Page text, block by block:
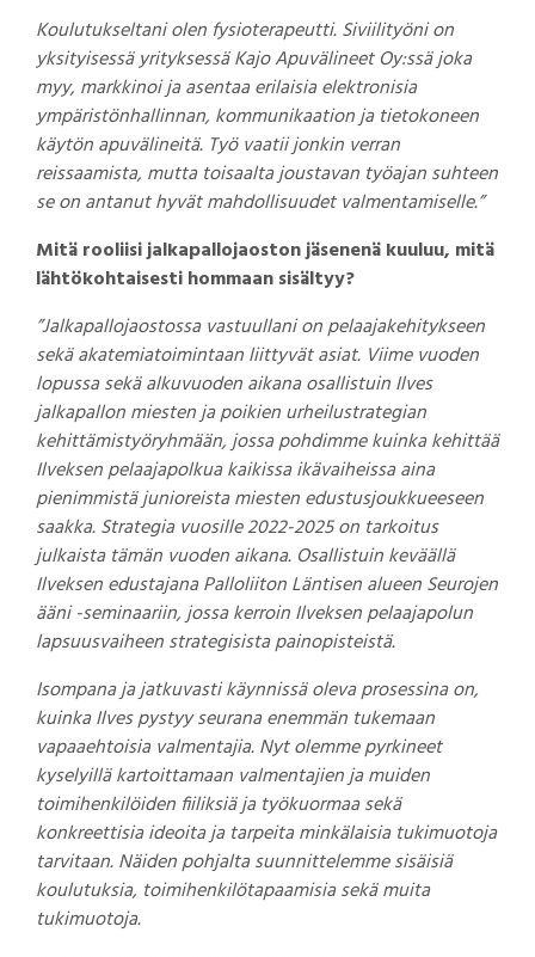
Koulutukseltani olen fysioterapeutti. Siviilityöni on
yksityisessä yrityksessä Kajo Apuvälineet Oy:ssä joka
myy, markkinoi ja asentaa erilaisia elektronisia
ympäristönhallinnan, kommunikaation ja tietokoneen
käytön apuvälineitä. Työ vaatii jonkin verran
reissaamista, mutta toisaalta joustavan työajan suhteen
se on antanut hyvät mahdollisuudet valmentamiselle.”
Mitä rooliisi jalkapallojaoston jäsenenä kuuluu, mitä
lähtökohtaisesti hommaan sisältyy?
”Jalkapallojaostossa vastuullani on pelaajakehitykseen
sekä akatemiatoimintaan liittyvät asiat. Viime vuoden
lopussa sekä alkuvuoden aikana osallistuin Ilves
jalkapallon miesten ja poikien urheilustrategian
kehittämistyöryhmään, jossa pohdimme kuinka kehittää
Ilveksen pelaajapolkua kaikissa ikävaiheissa aina
pienimmistä junioreista miesten edustusjoukkueeseen
saakka. Strategia vuosille 2022-2025 on tarkoitus
julkaista tämän vuoden aikana. Osallistuin keväällä
Ilveksen edustajana Palloliiton Läntisen alueen Seurojen
ääni -seminaariin, jossa kerroin Ilveksen pelaajapolun
lapsuusvaiheen strategisista painopisteistä.
Isompana ja jatkuvasti käynnissä oleva prosessina on,
kuinka Ilves pystyy seurana enemmän tukemaan
vapaaehtoisia valmentajia. Nyt olemme pyrkineet
kyselyillä kartoittamaan valmentajien ja muiden
toimihenkilöiden fiiliksiä ja työkuormaa sekä
konkreettisia ideoita ja tarpeita minkälaisia tukimuotoja
tarvitaan. Näiden pohjalta suunnittelemme sisäisiä
koulutuksia, toimihenkilötapaamisia sekä muita
tukimuotoja.